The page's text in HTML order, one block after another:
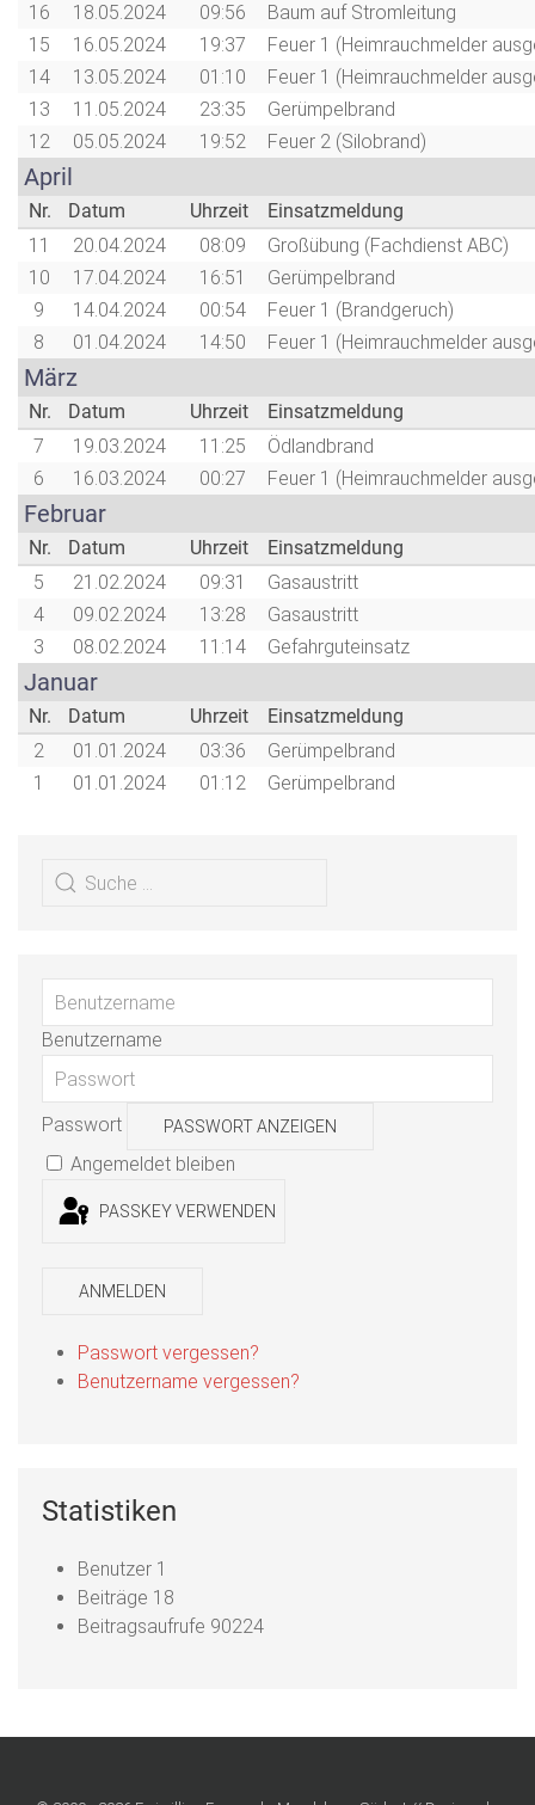
16
18.05.2024 09:56
Baum auf Stromleitung
15
16.05.2024 19:37
Feuer 1 (Heimrauchmelder
14
13.05.2024 01:10
Feuer 1 (Heimrauchmelder
13
11.05.2024 23:35
Gerümpelbrand
12
05.05.2024 19:52 Feuer 2 (Silobrand)
April
Nr. Datum Uhrzeit
Einsatzmeldung
11
20.04.2024 08:09
Großübung (Fachdienst ABC)
10
17.04.2024 16:51
Gerümpelbrand
9
14.04.2024 00:54
Feuer 1 (Brandgeruch)
8
01.04.2024 14:50 Feuer 1 (Heimrauchmelder
März
Nr. Datum Uhrzeit
Einsatzmeldung
7
19.03.2024 11:25
Ödlandbrand
6
16.03.2024 00:27 Feuer 1 (Heimrauchmelder
Februar
Nr. Datum Uhrzeit
Einsatzmeldung
5
21.02.2024 09:31
Gasaustritt
4
09.02.2024 13:28
Gasaustritt
3
08.02.2024 11:14 Gefahrguteinsatz
Januar
Nr. Datum Uhrzeit
Einsatzmeldung
2
01.01.2024 03:36
Gerümpelbrand
1
01.01.2024 01:12 Gerümpelbrand
Benutzername
Passwort PASSWORT ANZEIGEN
Angemeldet bleiben
PASSKEY VERWENDEN
ANMELDEN
Passwort vergessen?
Benutzername vergessen?
Statistiken
Benutzer 1
Beiträge 18
Beitragsaufrufe 90224